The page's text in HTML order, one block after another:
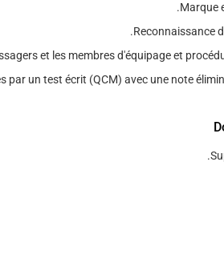
Marque
Reconnaissance
et les membres d'équipage et
par un test écrit (QCM) avec une note